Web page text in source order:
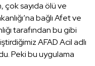
çok sayıda ölü ve
bağlı Afet ve
tarafından bu gibi
AFAD Acil adlı
Peki bu uygulama